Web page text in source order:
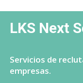
LKS Next
Servicios de
empresas.